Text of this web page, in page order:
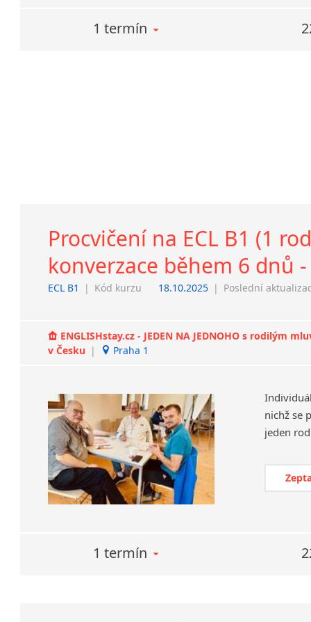
1 termín
Procvičení na ECL B1 (1
konverzace během 6 dnů -
ECL B1 | Kód kurzu 18.10.2025 | Poslední
ENGLISHstay.cz - JEDEN NA JEDNOHO s rodilým
v Česku | Praha 1
nichž se
1 termín